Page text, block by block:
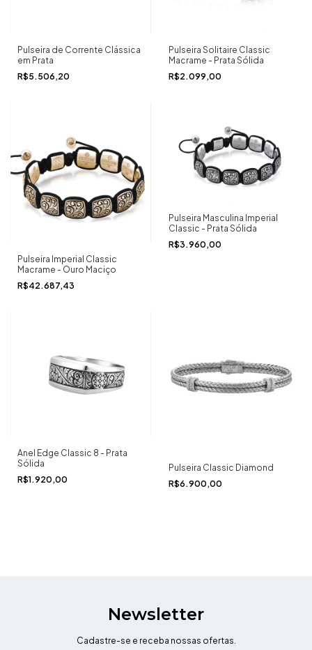
Pulseira de Corrente Clássica
em Prata
R$5.506,20
Pulseira Solitaire Classic
Macrame - Prata Sólida
R$2.099,00
Pulseira Imperial Classic
Macrame - Ouro Maciço
R$42.687,43
Pulseira Masculina Imperial
Classic - Prata Sólida
R$3.960,00
Anel Edge Classic 8 - Prata
Sólida
R$1.920,00
Pulseira Classic Diamond
R$6.900,00
Newsletter
Cadastre-se e receba nossas ofertas.